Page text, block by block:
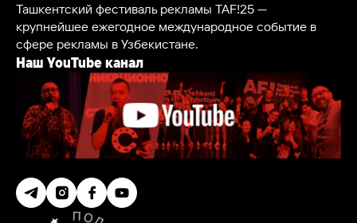
Ташкентский фестиваль рекламы TAF!25 —
крупнейшее ежегодное международное событие в
сфере рекламы в Узбекистане.
Наш YouTube канал